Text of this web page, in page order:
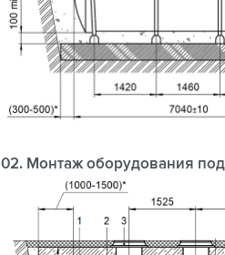
02. Монтаж оборудования